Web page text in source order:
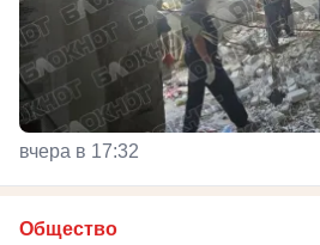
вчера в 17:32
Общество